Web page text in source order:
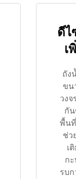
ดีไ
เ
ถัง
ขน
วง
กั
พื้น
ช่ว
เ
ก
รบ